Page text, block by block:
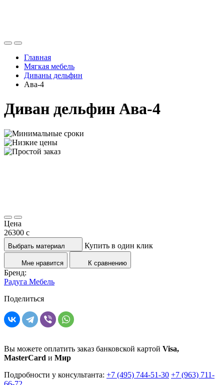
Главная
Мягкая мебель
Диваны дельфин
Ава-4
Диван дельфин Ава-4
Цена
26300 c
Выбрать материал Купить в один клик
Мне нравится К сравнению
Бренд:
Радуга Мебель
Поделиться
Вы можете оплатить заказ банковской картой Visa,
MasterCard и Мир
Подробности у консультанта: +7 (495) 744-51-30 +7 (963) 711-